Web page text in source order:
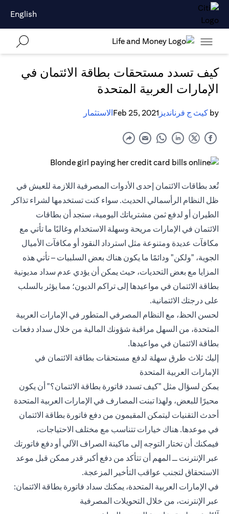
English
كيف تسدد مستحقات بطاقة الائتمان في
الإمارات العربية المتحدة
by كيث ج فرنانديز Feb 25, 2021الاستثمار
تُعد بطاقات الائتمان إحدى الأدوات المصرفية اللازمة للعيش في
ظل النظام الرأسمالي الحديث. سواء كنت تستخدمها لشراء تذاكر
الطيران أو لدفع ثمن مشترياتك اليومية، ستجد أن بطاقات
الائتمان في الإمارات مريحة وسهلة الاستخدام وغالبًا ما تأتي مع
مكافآت عديدة ومتنوعة مثل استرداد النقود أو مكافآت الأميال
الجوية، "ولكن" ودائمًا ما يكون هناك بعض السلبيات – تأتي هذه
المزايا مع بعض التحديات، حيث يمكن أن يؤدي عدم سداد مديونية
بطاقة الائتمان في مواعيدها إلى تراكم الديون؛ مما يؤثر بالسلب
على درجتك الائتمانية.
لحسن الحظ، مع النظام المصرفي المتطور في الإمارات العربية
المتحدة، من السهل مراقبة شؤونك المالية من خلال سداد دفعات
بطاقة الائتمان في مواعيدها.
إليك ثلاث طرق سهلة لدفع مستحقات بطاقة الائتمان في
الإمارات العربية المتحدة
يمكن لسؤال مثل "كيف تسدد فاتورة بطاقة الائتمان؟" أن يكون
محيرًا للبعض، ولهذا تبنت المصارف في الإمارات العربية المتحدة
أحدث التقنيات ليتمكن المقيمون من دفع فاتورة بطاقة الائتمان
في موعدها. هناك خيارات تتناسب مع مختلف الاحتياجات،
فيمكنك أن تختار التوجه إلى ماكينة الصراف الآلي أو دفع فاتورتك
عبر الإنترنت ــ المهم أن تتأكد من دفع أكبر قدر ممكن قبل موعد
الاستحقاق لتجنب عواقب التأخير المزعجة.
في الإمارات العربية المتحدة، يمكنك سداد فاتورة بطاقة الائتمان:
عبر الإنترنت، من خلال التحويلات المصرفية